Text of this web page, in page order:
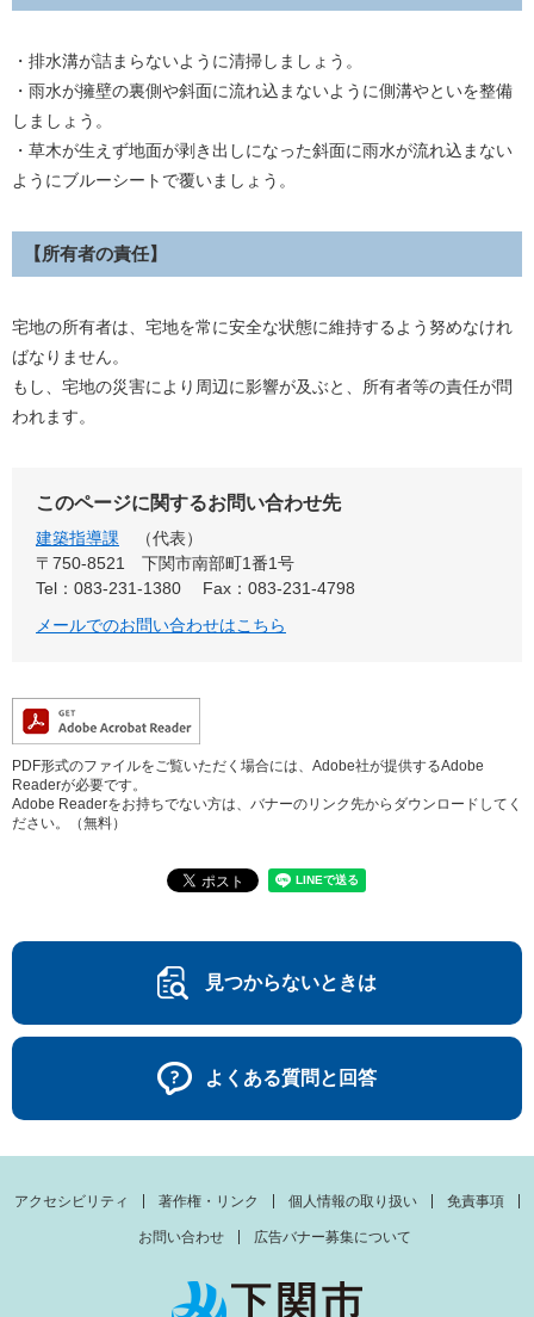
・排水溝が詰まらないように清掃しましょう。
・雨水が擁壁の裏側や斜面に流れ込まないように側溝やといを整備
しましょう。
・草木が生えず地面が剥き出しになった斜面に雨水が流れ込まない
ようにブルーシートで覆いましょう。
【所有者の責任】
宅地の所有者は、宅地を常に安全な状態に維持するよう努めなけれ
ばなりません。
もし、宅地の災害により周辺に影響が及ぶと、所有者等の責任が問
われます。
このページに関するお問い合わせ先
建築指導課
代表
〒750-8521
下関市南部町1番1号
Tel：083-231-1380
Fax：083-231-4798
メールでのお問い合わせはこちら
PDF形式のファイルをご覧いただく場合には、Adobe社が提供するAdobe
Readerが必要です。
Adobe Readerをお持ちでない方は、バナーのリンク先からダウンロードしてく
ださい。（無料）
見つからないときは
よくある質問と回答
アクセシビリティ 著作権・リンク 個人情報の取り扱い 免責事項
お問い合わせ 広告バナー募集について